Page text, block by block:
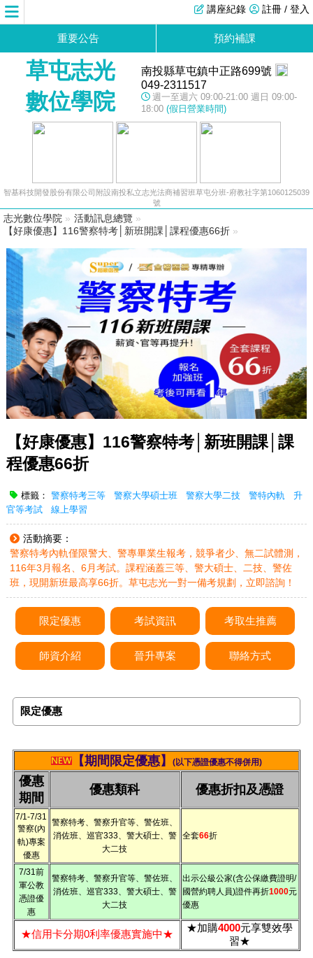
註冊 / 登入
講座紀錄
重要公告 預約補課
草屯志光
數位學院
南投縣草屯鎮中正路699號
049-2311517
週一至週六 09:00-21:00 週日 09:00-
18:00 (假日營業時間)
智基科技開發股份有限公司附設南投私立志光法商補習班草屯分班-府教社字第1060125039
號
志光數位學院 » 活動訊息總覽 »
【好康優惠】116警察特考│新班開課│課程優惠66折 »
【好康優惠】116警察特考│新班開課│課
程優惠66折
標籤： 警察特考三等 警察大學碩士班 警察大學二技 警特內軌
升
官等考試
線上學習
活動摘要：
警察特考內軌僅限警大、警專畢業生報考，競爭者少、無二試體測，
116年3月報名、6月考試。課程涵蓋三等、警大碩士、二技、警佐
班，現開新班最高享66折。草屯志光一對一備考規劃，立即諮詢！
限定優惠 考試資訊 考取生推薦
師資介紹 晉升專案 聯絡方式
限定優惠
【期間限定優惠】 (以下憑證優惠不得併用)
優惠
期間
優惠類科 優惠折扣及憑證
7/1-7/31
警察(內
軌)專案
優惠
警察特考、警察升官等、警佐班、
消佐班、巡官333、警大碩士、警
大二技
全套66折
7/31前
軍公教
憑證優
惠
警察特考、警察升官等、警佐班、
消佐班、巡官333、警大碩士、警
大二技
出示公級公家(含公保繳費證明/
國營約聘人員)證件再折1000元
優惠
★信用卡分期0利率優惠實施中★
★加購4000元享雙效學
習★